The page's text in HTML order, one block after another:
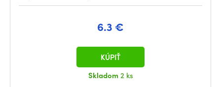
6.3 €
Skladom2 ks
KÚPIŤ